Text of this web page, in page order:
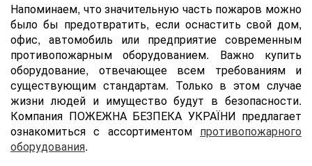
Напоминаем, что значительную часть пожаров можно
было бы предотвратить, если оснастить cвой дом,
офис, автомобиль или предприятие современным
противопожарным оборудованием. Важно купить
оборудование, отвечающее всем требованиям и
существующим стандартам. Только в этом случае
жизни людей и имущество будут в безопасности.
Компания ПОЖЕЖНА БЕЗПЕКА УКРАЇНИ предлагает
ознакомиться с ассортиментом противопожарного
оборудования.